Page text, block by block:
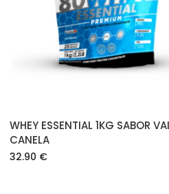
AÑADIR AL CARRITO
WHEY ESSENTIAL 1KG SABOR
CANELA
32.90 €